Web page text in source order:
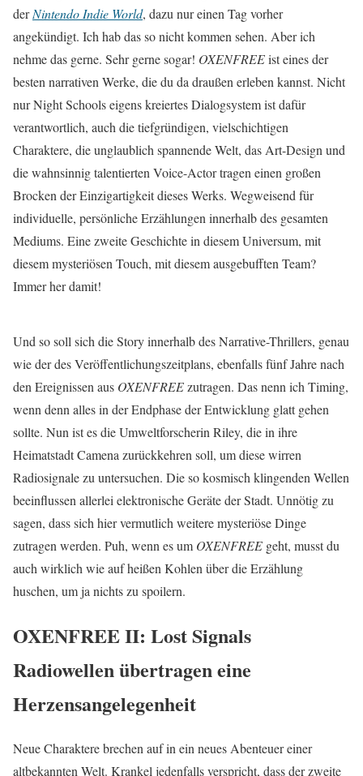
derNintendo Indie World, dazu nur einen Tag vorher
angekündigt. Ich hab das so nicht kommen sehen. Aber ich
nehme das gerne. Sehr gerne sogar! OXENFREEist eines der
besten narrativen Werke, die du da draußen erleben kannst. Nicht
nur Night Schools eigens kreiertes Dialogsystem ist dafür
verantwortlich, auch die tiefgründigen, vielschichtigen
Charaktere, die unglaublich spannende Welt, das Art-Design und
die wahnsinnig talentierten Voice-Actor tragen einen großen
Brocken der Einzigartigkeit dieses Werks. Wegweisend für
individuelle, persönliche Erzählungen innerhalb des gesamten
Mediums. Eine zweite Geschichte in diesem Universum, mit
diesem mysteriösen Touch, mit diesem ausgebufften Team?
Immer her damit!
Und so soll sich die Story innerhalb des Narrative-Thrillers, genau
wie der des Veröffentlichungszeitplans, ebenfalls fünf Jahre nach
den Ereignissen aus OXENFREEzutragen. Das nenn ich Timing,
wenn denn alles in der Endphase der Entwicklung glatt gehen
sollte. Nun ist es die Umweltforscherin Riley, die in ihre
Heimatstadt Camena zurückkehren soll, um diese wirren
Radiosignale zu untersuchen. Die so kosmisch klingenden Wellen
beeinflussen allerlei elektronische Geräte der Stadt. Unnötig zu
sagen, dass sich hier vermutlich weitere mysteriöse Dinge
zutragen werden. Puh, wenn es um OXENFREE geht, musst du
auch wirklich wie auf heißen Kohlen über die Erzählung
huschen, um ja nichts zu spoilern.
OXENFREE II: Lost Signals
Radiowellen übertragen eine
Herzensangelegenheit
Neue Charaktere brechen auf in ein neues Abenteuer einer
altbekannten Welt. Krankel jedenfalls verspricht, dass der zweite